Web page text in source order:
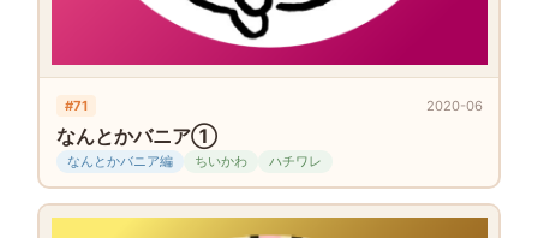
#71 2020-06
なんとかバニア①
なんとかバニア編 ちいかわ ハチワレ